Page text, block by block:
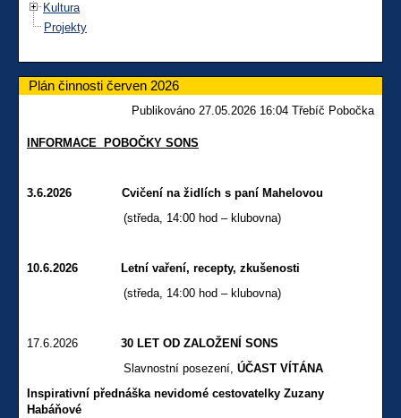
Kultura
Projekty
Plán činnosti červen 2026
Publikováno 27.05.2026 16:04 Třebíč Pobočka
INFORMACE POBOČKY SONS
3.6.2026 Cvičení na židlích s paní Mahelovou
(středa, 14:00 hod – klubovna)
10.6.2026 Letní vaření, recepty, zkušenosti
(středa, 14:00 hod – klubovna)
17.6.2026 30 LET OD ZALOŽENÍ SONS
Slavnostní posezení, ÚČAST VÍTÁNA
Inspirativní přednáška nevidomé cestovatelky Zuzany
Habáňové